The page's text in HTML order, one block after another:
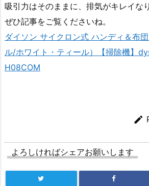
吸引力はそのままに、排気がキレイな
ぜひ記事をご覧くださいね。
ダイソン サイクロン式 ハンディ＆布
ル/ホワイト・ティール）【掃除機】
H08COM

よろしければシェアお願いします